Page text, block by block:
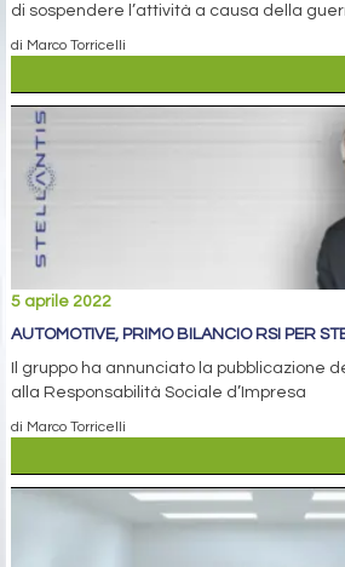
di sospendere l’attività a causa della
di Marco Torricelli
5 aprile 2022
AUTOMOTIVE, PRIMO BILANCIO RSI PER
Il gruppo ha annunciato la pubblicazione
alla Responsabilità Sociale d’Impresa
di Marco Torricelli